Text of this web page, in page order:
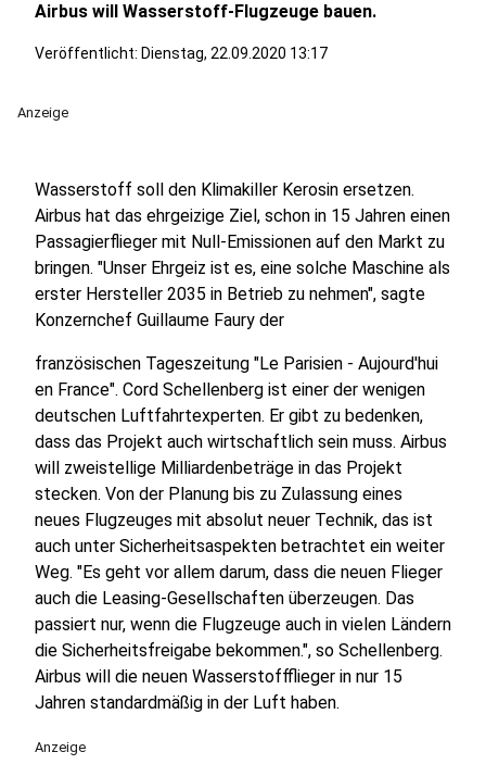
Airbus will Wasserstoff-Flugzeuge bauen.
Veröffentlicht: Dienstag, 22.09.2020 13:17
Anzeige
Wasserstoff soll den Klimakiller Kerosin ersetzen.
Airbus hat das ehrgeizige Ziel, schon in 15 Jahren einen
Passagierflieger mit Null-Emissionen auf den Markt zu
bringen. "Unser Ehrgeiz ist es, eine solche Maschine als
erster Hersteller 2035 in Betrieb zu nehmen", sagte
Konzernchef Guillaume Faury der
französischen Tageszeitung "Le Parisien - Aujourd'hui
en France". Cord Schellenberg ist einer der wenigen
deutschen Luftfahrtexperten. Er gibt zu bedenken,
dass das Projekt auch wirtschaftlich sein muss. Airbus
will zweistellige Milliardenbeträge in das Projekt
stecken. Von der Planung bis zu Zulassung eines
neues Flugzeuges mit absolut neuer Technik, das ist
auch unter Sicherheitsaspekten betrachtet ein weiter
Weg. "Es geht vor allem darum, dass die neuen Flieger
auch die Leasing-Gesellschaften überzeugen. Das
passiert nur, wenn die Flugzeuge auch in vielen Ländern
die Sicherheitsfreigabe bekommen.", so Schellenberg.
Airbus will die neuen Wasserstoffflieger in nur 15
Jahren standardmäßig in der Luft haben.
Anzeige